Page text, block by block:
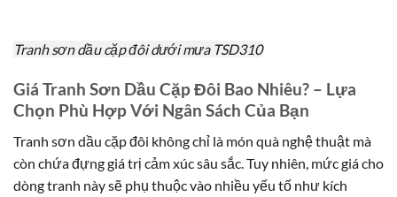
Tranh sơn dầu cặp đôi dưới mưa TSD310
Giá Tranh Sơn Dầu Cặp Đôi Bao Nhiêu? – Lựa
Chọn Phù Hợp Với Ngân Sách Của Bạn
Tranh sơn dầu cặp đôi không chỉ là món quà nghệ thuật mà
còn chứa đựng giá trị cảm xúc sâu sắc. Tuy nhiên, mức giá cho
dòng tranh này sẽ phụ thuộc vào nhiều yếu tố như kích